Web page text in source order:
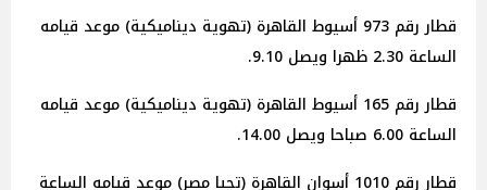
قطار رقم 973 أسيوط القاهرة (تهوية ديناميكية) موعد قيامه
الساعة 2.30 ظهرا ويصل 9.10.
قطار رقم 165 أسيوط القاهرة (تهوية ديناميكية) موعد قيامه
الساعة 6.00 صباحا ويصل 14.00.
قطار رقم 1010 أسوان القاهرة (تحيا مصر) موعد قيامه الساعة